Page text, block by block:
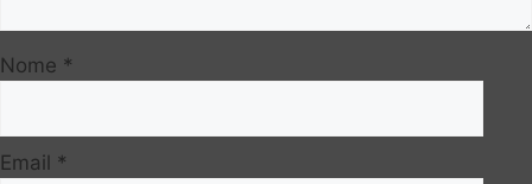
Nome *
Email *